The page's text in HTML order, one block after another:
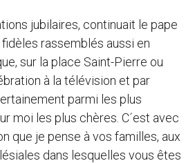
jubilaires, continuait le pape
fidèles rassemblés aussi en
sur la place Saint-Pierre ou
à la télévision et par
parmi les plus
moi les plus chères. C´est avec
que je pense à vos familles, aux
dans lesquelles vous êtes